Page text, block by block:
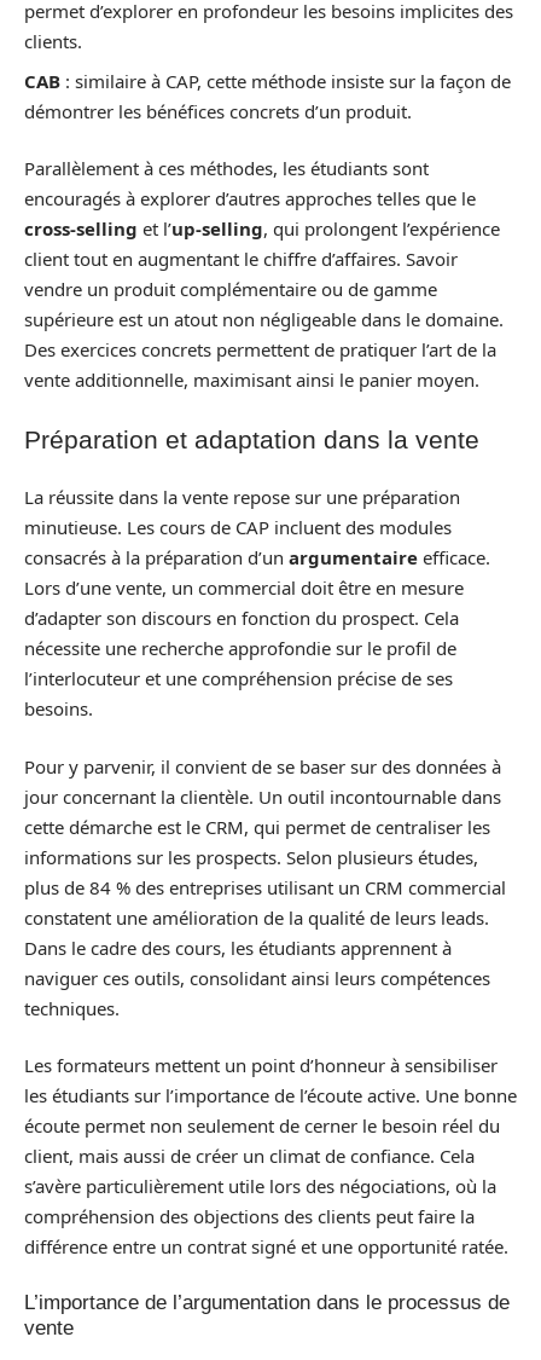
permet d’explorer en profondeur les besoins implicites des
clients.
CAB : similaire à CAP, cette méthode insiste sur la façon de
démontrer les bénéfices concrets d’un produit.
Parallèlement à ces méthodes, les étudiants sont
encouragés à explorer d’autres approches telles que le
cross-selling et l’up-selling, qui prolongent l’expérience
client tout en augmentant le chiffre d’affaires. Savoir
vendre un produit complémentaire ou de gamme
supérieure est un atout non négligeable dans le domaine.
Des exercices concrets permettent de pratiquer l’art de la
vente additionnelle, maximisant ainsi le panier moyen.
Préparation et adaptation dans la vente
La réussite dans la vente repose sur une préparation
minutieuse. Les cours de CAP incluent des modules
consacrés à la préparation d’un argumentaire efficace.
Lors d’une vente, un commercial doit être en mesure
d’adapter son discours en fonction du prospect. Cela
nécessite une recherche approfondie sur le profil de
l’interlocuteur et une compréhension précise de ses
besoins.
Pour y parvenir, il convient de se baser sur des données à
jour concernant la clientèle. Un outil incontournable dans
cette démarche est le CRM, qui permet de centraliser les
informations sur les prospects. Selon plusieurs études,
plus de 84 % des entreprises utilisant un CRM commercial
constatent une amélioration de la qualité de leurs leads.
Dans le cadre des cours, les étudiants apprennent à
naviguer ces outils, consolidant ainsi leurs compétences
techniques.
Les formateurs mettent un point d’honneur à sensibiliser
les étudiants sur l’importance de l’écoute active. Une bonne
écoute permet non seulement de cerner le besoin réel du
client, mais aussi de créer un climat de confiance. Cela
s’avère particulièrement utile lors des négociations, où la
compréhension des objections des clients peut faire la
différence entre un contrat signé et une opportunité ratée.
L’importance de l’argumentation dans le processus de
vente